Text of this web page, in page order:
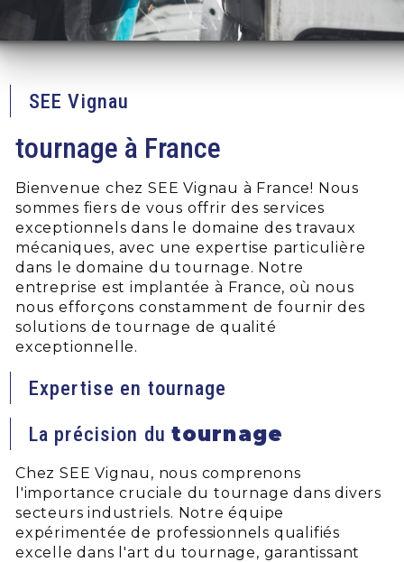
SEE Vignau
tournage à France
Bienvenue chez SEE Vignau à France! Nous
sommes fiers de vous offrir des services
exceptionnels dans le domaine des travaux
mécaniques, avec une expertise particulière
dans le domaine du tournage. Notre
entreprise est implantée à France, où nous
nous efforçons constamment de fournir des
solutions de tournage de qualité
exceptionnelle.
Expertise en tournage
La précision du tournage
Chez SEE Vignau, nous comprenons
l'importance cruciale du tournage dans divers
secteurs industriels. Notre équipe
expérimentée de professionnels qualifiés
excelle dans l'art du tournage, garantissant